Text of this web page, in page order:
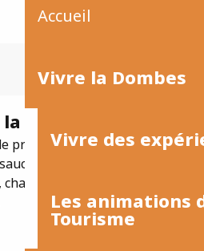
Accueil
Vivre la Dombes
Vivre des
Les animations
Tourisme
Dombes
producteurs : poissons de
de carpe, volailles
escargots,